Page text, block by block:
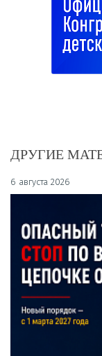
ДРУГИЕ
6 августа 2026